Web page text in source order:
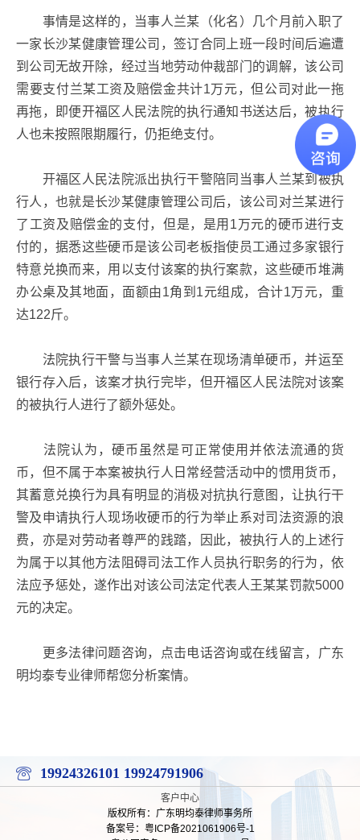
事情是这样的，当事人兰某（化名）几个月前入职了
一家长沙某健康管理公司，签订合同上班一段时间后遍遭
到公司无故开除，经过当地劳动仲裁部门的调解，该公司
需要支付兰某工资及赔偿金共计1万元，但公司对此一拖
再拖，即便开福区人民法院的执行通知书送达后，被执行
人也未按照限期履行，仍拒绝支付。
开福区人民法院派出执行干警陪同当事人兰某到被执
行人，也就是长沙某健康管理公司后，该公司对兰某进行
了工资及赔偿金的支付，但是，是用1万元的硬币进行支
付的，据悉这些硬币是该公司老板指使员工通过多家银行
特意兑换而来，用以支付该案的执行案款，这些硬币堆满
办公桌及其地面，面额由1角到1元组成，合计1万元，重
达122斤。
法院执行干警与当事人兰某在现场清单硬币，并运至
银行存入后，该案才执行完毕，但开福区人民法院对该案
的被执行人进行了额外惩处。
法院认为，硬币虽然是可正常使用并依法流通的货
币，但不属于本案被执行人日常经营活动中的惯用货币，
其蓄意兑换行为具有明显的消极对抗执行意图，让执行干
警及申请执行人现场收硬币的行为举止系对司法资源的浪
费，亦是对劳动者尊严的践踏，因此，被执行人的上述行
为属于以其他方法阻碍司法工作人员执行职务的行为，依
法应予惩处，遂作出对该公司法定代表人王某某罚款5000
元的决定。
更多法律问题咨询，点击电话咨询或在线留言，广东
明均泰专业律师帮您分析案情。
19924326101 19924791906
客户中心
版权所有：广东明均泰律师事务所
备案号：粤ICP备2021061906号-1